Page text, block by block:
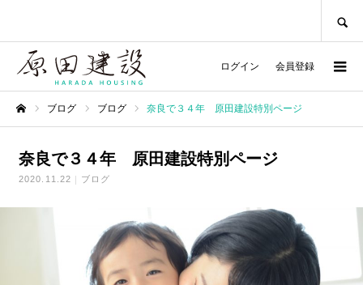
ログイン 会員登録
ブログ ブログ 奈良で３４年 原田建設特別ページ
奈良で３４年 原田建設特別ページ
2020.11.22 ブログ